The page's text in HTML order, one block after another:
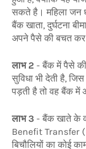
सकते है। महिला जन
बैंक खाता, दुर्घटना
अपने पैसे की बचत
लाभ 2 - बैंक में पैसे
सुविधा भी देती है,
पड़ती है तो वह बैंक
लाभ 3 - बैंक खाते के
Benefit Transfer
बिचौलियों का कोई